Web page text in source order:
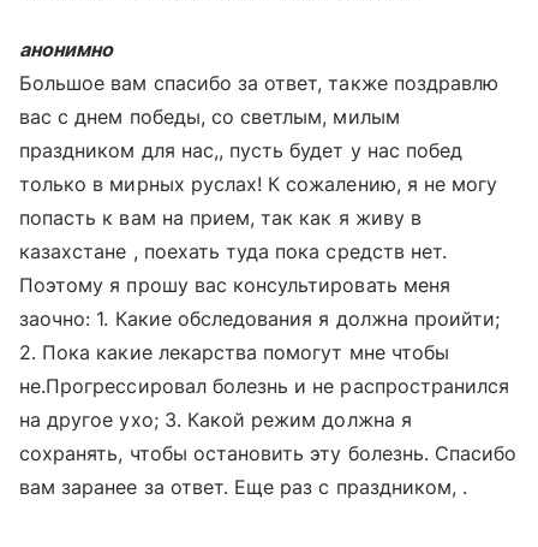
анонимно
Большое вам спасибо за ответ, также поздравлю
вас с днем победы, со светлым, милым
праздником для нас,, пусть будет у нас побед
только в мирных руслах! К сожалению, я не могу
попасть к вам на прием, так как я живу в
казахстане , поехать туда пока средств нет.
Поэтому я прошу вас консультировать меня
заочно: 1. Какие обследования я должна проийти;
2. Пока какие лекарства помогут мне чтобы
не.Прогрессировал болезнь и не распространился
на другое ухо; 3. Какой режим должна я
сохранять, чтобы остановить эту болезнь. Спасибо
вам заранее за ответ. Еще раз с праздником, .